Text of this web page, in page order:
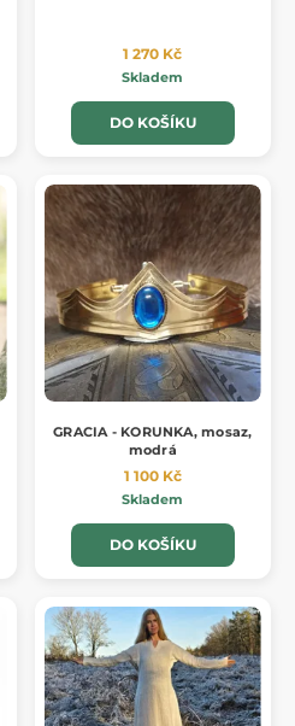
1 270 Kč
Skladem
DO KOŠÍKU
GRACIA - KORUNKA, mosaz,
modrá
1 100 Kč
Skladem
DO KOŠÍKU